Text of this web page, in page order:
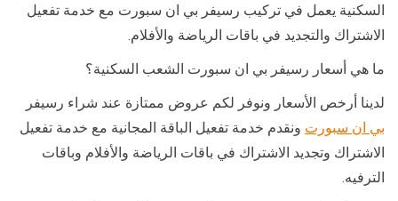
السكنية يعمل في تركيب رسيفر بي ان سبورت مع خدمة تفعيل
الاشتراك والتجديد في باقات الرياضة والأفلام.
ما هي أسعار رسيفر بي ان سبورت الشعب السكنية؟
لدينا أرخص الأسعار ونوفر لكم عروض ممتازة عند شراء رسيفر
بي ان سبورت ونقدم خدمة تفعيل الباقة المجانية مع خدمة تفعيل
الاشتراك وتجديد الاشتراك في باقات الرياضة والأفلام وباقات
الترفيه.